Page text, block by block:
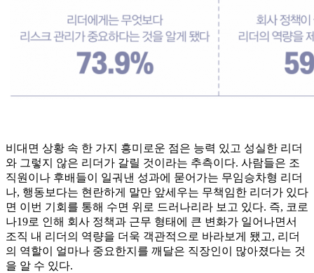
비대면 상황 속 한 가지 흥미로운 점은 능력 있고 성실한 리더
와 그렇지 않은 리더가 갈릴 것이라는 추측이다. 사람들은 조
직원이나 후배들이 일궈낸 성과에 묻어가는 무임승차형 리더
나, 행동보다는 현란하게 말만 앞세우는 무책임한 리더가 있다
면 이번 기회를 통해 수면 위로 드러나리라 보고 있다. 즉, 코로
나19로 인해 회사 정책과 근무 형태에 큰 변화가 일어나면서
조직 내 리더의 역량을 더욱 객관적으로 바라보게 됐고, 리더
의 역할이 얼마나 중요한지를 깨달은 직장인이 많아졌다는 것
을 알 수 있다.